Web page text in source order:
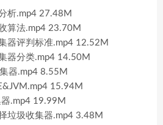
析.mp4 27.48M
算法.mp4 23.70M
器评判标准.mp4 12.52M
器分类.mp4 14.50M
器.mp4 8.55M
15.94M
.mp4 19.99M
垃圾收集器.mp4 3.48M